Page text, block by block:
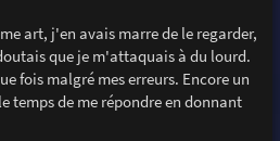
art, j'en avais marre de le regarder,
que je m'attaquais à du lourd.
fois malgré mes erreurs. Encore un
temps de me répondre en donnant